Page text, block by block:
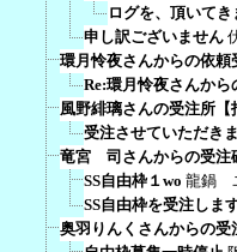
ログを、頂いてき
申し訳ございません
環月怜夜さんからの依頼
Re:環月怜夜さんから
風野緋璃さんの受注所【
受注させていただきま
竜宮 司さんからの受注
SS自由枠１wo 龍鍋
SS自由枠を受注しま
奥羽りんくさんからの受